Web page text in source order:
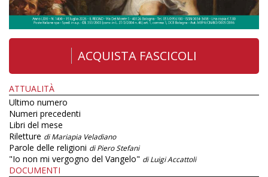
ACQUISTA FASCICOLI
ATTUALITÀ
Ultimo numero
Numeri precedenti
Libri del mese
Riletture di Mariapia Veladiano
Parole delle religioni di Piero Stefani
"Io non mi vergogno del Vangelo" di Luigi Accattoli
DOCUMENTI